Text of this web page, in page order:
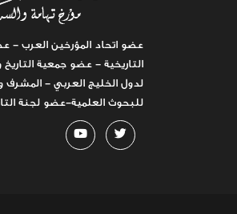
عضو اتحاد المؤرخين العرب -
التاريخية - عضو جمعية التاريخ
لدول الخليج العربي -
للبحوث العلمية-عضو لجنة